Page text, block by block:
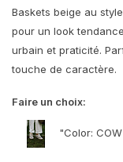
Baskets beige au
pour un look
urbain et praticité.
touche de caractère.
Faire un choix:
"Color: